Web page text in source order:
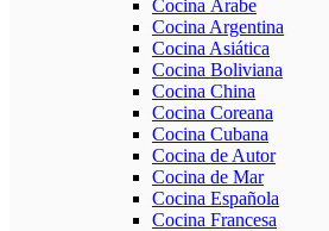
Cocina Árabe
Cocina Argentina
Cocina Asiática
Cocina Boliviana
Cocina China
Cocina Coreana
Cocina Cubana
Cocina de Autor
Cocina de Mar
Cocina Española
Cocina Francesa